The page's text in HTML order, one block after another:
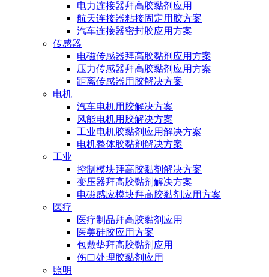
电力连接器拜高胶黏剂应用
航天连接器粘接固定用胶方案
汽车连接器密封胶应用方案
传感器
电磁传感器拜高胶黏剂应用方案
压力传感器拜高胶黏剂应用方案
距离传感器用胶解决方案
电机
汽车电机用胶解决方案
风能电机用胶解决方案
工业电机胶黏剂应用解决方案
电机整体胶黏剂解决方案
工业
控制模块拜高胶黏剂解决方案
变压器拜高胶黏剂解决方案
电磁感应模块拜高胶黏剂应用方案
医疗
医疗制品拜高胶黏剂应用
医美硅胶应用方案
包敷垫拜高胶黏剂应用
伤口处理胶黏剂应用
照明